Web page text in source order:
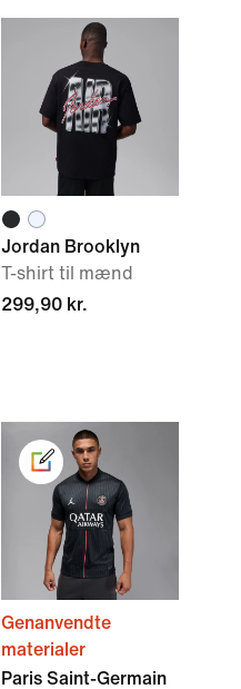
Jordan Brooklyn
T-shirt til mænd
299,90 kr.
Genanvendte
materialer
Paris Saint-Germain